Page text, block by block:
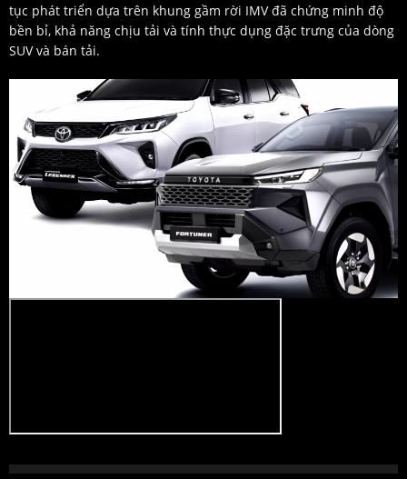
tục phát triển dựa trên khung gầm rời IMV đã chứng minh độ
bền bỉ, khả năng chịu tải và tính thực dụng đặc trưng của dòng
SUV và bán tải.